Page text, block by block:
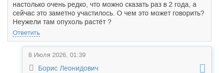
настолько очень редко, что можно сказать раз в 2 года, а
сейчас это заметно участилось. О чем это может говорить?
Неужели там опухоль растёт ?
Ответить
8 Июля 2026, 01:39
Борис Леонидович